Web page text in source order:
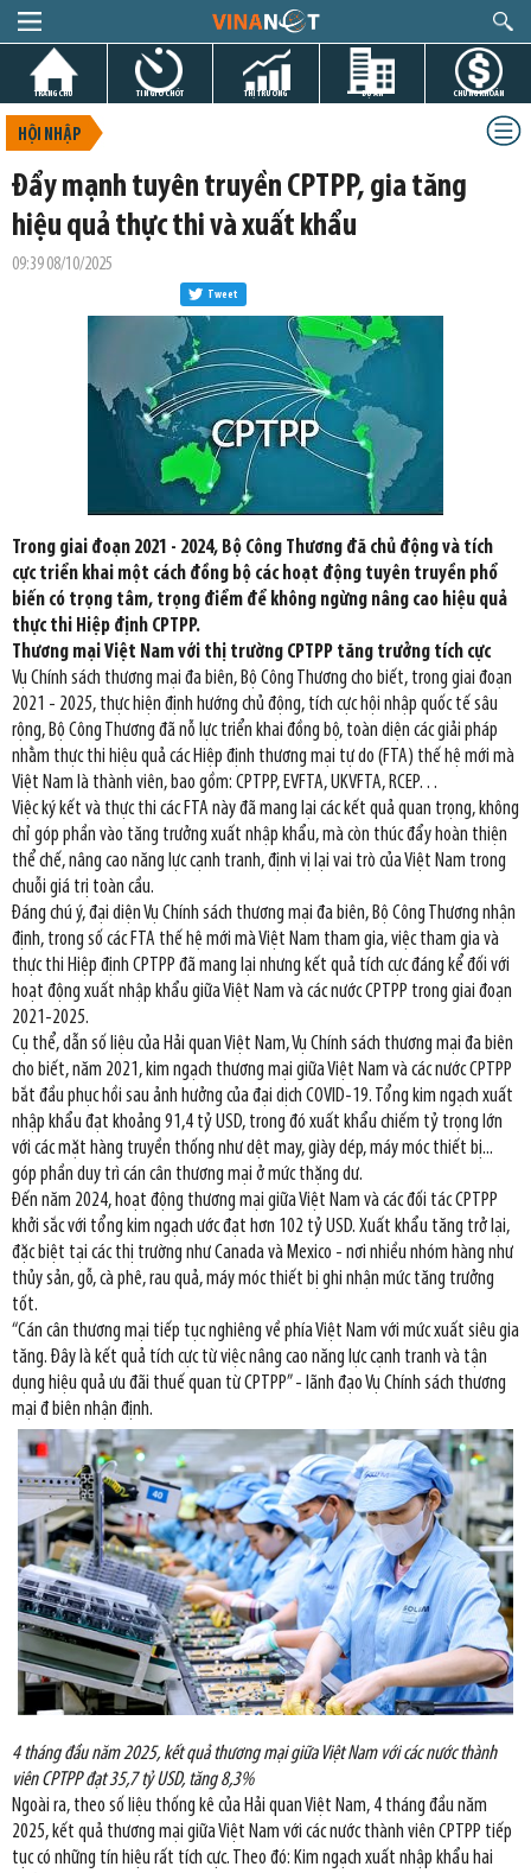
TRANG CHỦ TIN GIỜ CHÓT THỊ TRƯỜNG DỰ ÁN CHỨNG KHOÁN
HỘI NHẬP
Đẩy mạnh tuyên truyền CPTPP, gia tăng
hiệu quả thực thi và xuất khẩu
09:39 08/10/2025
Tweet
Trong giai đoạn 2021 - 2024, Bộ Công Thương đã chủ động và tích
cực triển khai một cách đồng bộ các hoạt động tuyên truyền phổ
biến có trọng tâm, trọng điểm để không ngừng nâng cao hiệu quả
thực thi Hiệp định CPTPP.
Thương mại Việt Nam với thị trường CPTPP tăng trưởng tích cực
Vụ Chính sách thương mại đa biên, Bộ Công Thương cho biết, trong giai đoạn
2021 - 2025, thực hiện định hướng chủ động, tích cực hội nhập quốc tế sâu
rộng, Bộ Công Thương đã nỗ lực triển khai đồng bộ, toàn diện các giải pháp
nhằm thực thi hiệu quả các Hiệp định thương mại tự do (FTA) thế hệ mới mà
Việt Nam là thành viên, bao gồm: CPTPP, EVFTA, UKVFTA, RCEP…
Việc ký kết và thực thi các FTA này đã mang lại các kết quả quan trọng, không
chỉ góp phần vào tăng trưởng xuất nhập khẩu, mà còn thúc đẩy hoàn thiện
thể chế, nâng cao năng lực cạnh tranh, định vị lại vai trò của Việt Nam trong
chuỗi giá trị toàn cầu.
Đáng chú ý, đại diện Vụ Chính sách thương mại đa biên, Bộ Công Thương nhận
định, trong số các FTA thế hệ mới mà Việt Nam tham gia, việc tham gia và
thực thi Hiệp định CPTPP đã mang lại nhưng kết quả tích cực đáng kể đối với
hoạt động xuất nhập khẩu giữa Việt Nam và các nước CPTPP trong giai đoạn
2021-2025.
Cụ thể, dẫn số liệu của Hải quan Việt Nam, Vụ Chính sách thương mại đa biên
cho biết, năm 2021, kim ngạch thương mại giữa Việt Nam và các nước CPTPP
bắt đầu phục hồi sau ảnh hưởng của đại dịch COVID-19. Tổng kim ngạch xuất
nhập khẩu đạt khoảng 91,4 tỷ USD, trong đó xuất khẩu chiếm tỷ trọng lớn
với các mặt hàng truyền thống như dệt may, giày dép, máy móc thiết bị...
góp phần duy trì cán cân thương mại ở mức thặng dư.
Đến năm 2024, hoạt động thương mại giữa Việt Nam và các đối tác CPTPP
khởi sắc với tổng kim ngạch ước đạt hơn 102 tỷ USD. Xuất khẩu tăng trở lại,
đặc biệt tại các thị trường như Canada và Mexico - nơi nhiều nhóm hàng như
thủy sản, gỗ, cà phê, rau quả, máy móc thiết bị ghi nhận mức tăng trưởng
tốt.
“Cán cân thương mại tiếp tục nghiêng về phía Việt Nam với mức xuất siêu gia
tăng. Đây là kết quả tích cực từ việc nâng cao năng lực cạnh tranh và tận
dụng hiệu quả ưu đãi thuế quan từ CPTPP” - lãnh đạo Vụ Chính sách thương
mại đ biên nhận định.
4 tháng đầu năm 2025, kết quả thương mại giữa Việt Nam với các nước thành
viên CPTPP đạt 35,7 tỷ USD, tăng 8,3%
Ngoài ra, theo số liệu thống kê của Hải quan Việt Nam, 4 tháng đầu năm
2025, kết quả thương mại giữa Việt Nam với các nước thành viên CPTPP tiếp
tục có những tín hiệu rất tích cực. Theo đó: Kim ngạch xuất nhập khẩu hai